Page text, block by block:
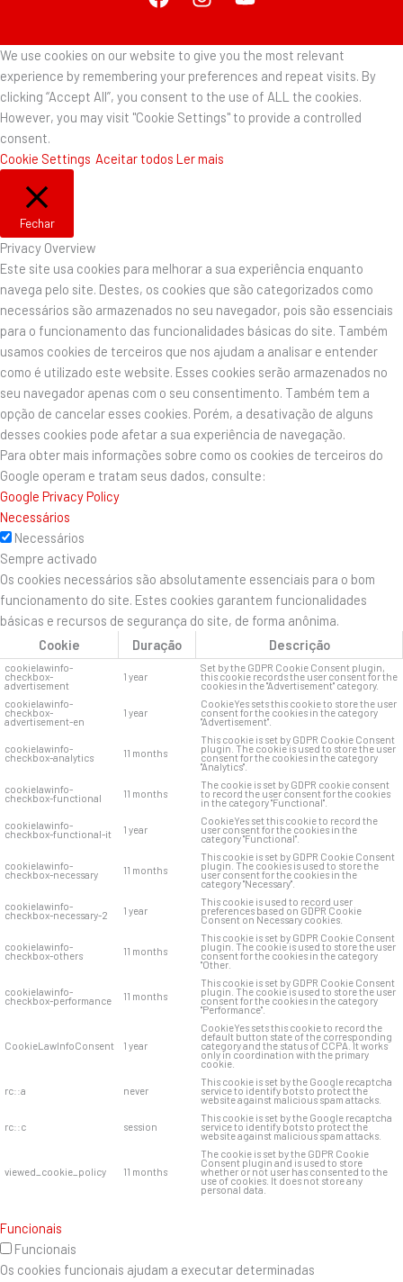
We use cookies on our website to give you the most relevant
experience by remembering your preferences and repeat visits. By
clicking “Accept All”, you consent to the use of ALL the cookies.
However, you may visit "Cookie Settings" to provide a controlled
consent.
Cookie Settings Aceitar todos Ler mais
Fechar
Privacy Overview
Este site usa cookies para melhorar a sua experiência enquanto
navega pelo site. Destes, os cookies que são categorizados como
necessários são armazenados no seu navegador, pois são essenciais
para o funcionamento das funcionalidades básicas do site. Também
usamos cookies de terceiros que nos ajudam a analisar e entender
como é utilizado este website. Esses cookies serão armazenados no
seu navegador apenas com o seu consentimento. Também tem a
opção de cancelar esses cookies. Porém, a desativação de alguns
desses cookies pode afetar a sua experiência de navegação.
Para obter mais informações sobre como os cookies de terceiros do
Google operam e tratam seus dados, consulte:
Google Privacy Policy
Necessários
Necessários
Sempre activado
Os cookies necessários são absolutamente essenciais para o bom
funcionamento do site. Estes cookies garantem funcionalidades
básicas e recursos de segurança do site, de forma anônima.
Cookie
Duração Descrição
cookielawinfo-
checkbox-
advertisement
1 year
Set by the GDPR Cookie Consent plugin,
this cookie records the user consent for the
cookies in the "Advertisement" category.
cookielawinfo-
checkbox-
advertisement-en
1 year
CookieYes sets this cookie to store the user
consent for the cookies in the category
"Advertisement".
cookielawinfo-
checkbox-analytics 11 months
This cookie is set by GDPR Cookie Consent
plugin. The cookie is used to store the user
consent for the cookies in the category
"Analytics".
cookielawinfo-
checkbox-functional 11 months
The cookie is set by GDPR cookie consent
to record the user consent for the cookies
in the category "Functional".
cookielawinfo-
checkbox-functional-it 1 year
CookieYes set this cookie to record the
user consent for the cookies in the
category "Functional".
cookielawinfo-
checkbox-necessary 11 months
This cookie is set by GDPR Cookie Consent
plugin. The cookies is used to store the
user consent for the cookies in the
category "Necessary".
cookielawinfo-
checkbox-necessary-2 1 year
This cookie is used to record user
preferences based on GDPR Cookie
Consent on Necessary cookies.
cookielawinfo-
checkbox-others 11 months
This cookie is set by GDPR Cookie Consent
plugin. The cookie is used to store the user
consent for the cookies in the category
"Other.
cookielawinfo-
checkbox-performance 11 months
This cookie is set by GDPR Cookie Consent
plugin. The cookie is used to store the user
consent for the cookies in the category
"Performance".
CookieLawInfoConsent 1 year
CookieYes sets this cookie to record the
default button state of the corresponding
category and the status of CCPA. It works
only in coordination with the primary
cookie.
rc::a never
This cookie is set by the Google recaptcha
service to identify bots to protect the
website against malicious spam attacks.
rc::c session
This cookie is set by the Google recaptcha
service to identify bots to protect the
website against malicious spam attacks.
viewed_cookie_policy 11 months
The cookie is set by the GDPR Cookie
Consent plugin and is used to store
whether or not user has consented to the
use of cookies. It does not store any
personal data.
Funcionais
Funcionais
Os cookies funcionais ajudam a executar determinadas